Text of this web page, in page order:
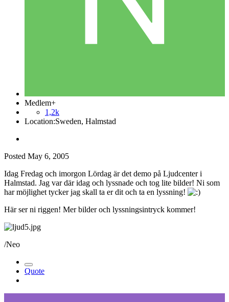
Medlem+
1,2k
Location:Sweden, Halmstad
Posted May 6, 2005
Idag Fredag och imorgon Lördag är det demo på Ljudcenter i
Halmstad. Jag var där idag och lyssnade och tog lite bilder! Ni som
har möjlighet tycker jag skall ta er dit och ta en lyssning!
Här ser ni riggen! Mer bilder och lyssningsintryck kommer!
/Neo
Quote